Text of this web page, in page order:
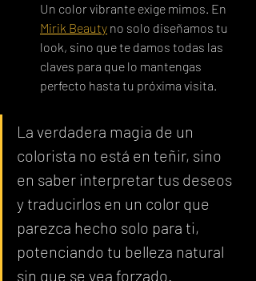
Un color vibrante exige mimos. En
Mirik Beauty no solo diseñamos tu
look, sino que te damos todas las
claves para que lo mantengas
perfecto hasta tu próxima visita.
La verdadera magia de un
colorista no está en teñir, sino
en saber interpretar tus deseos
y traducirlos en un color que
parezca hecho solo para ti,
potenciando tu belleza natural
sin que se vea forzado.